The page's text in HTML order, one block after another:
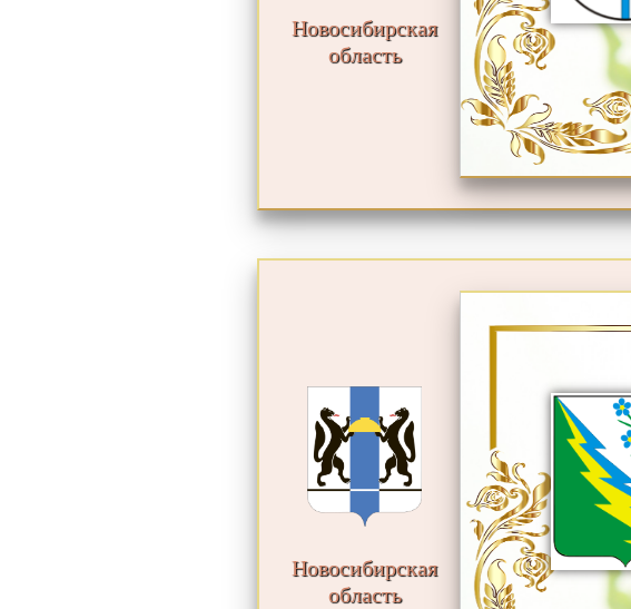
Новосибирская
область
Новосибирская
область